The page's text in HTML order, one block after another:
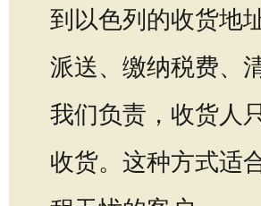
到以色列的收货地
派送、缴纳税费、
我们负责，收货人
收货。这种方式适